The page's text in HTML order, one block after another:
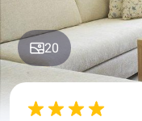
20